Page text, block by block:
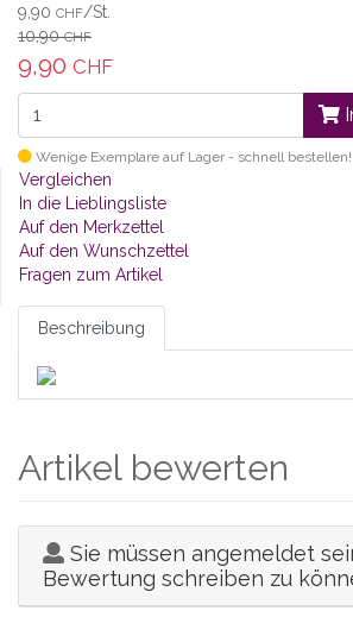
9,90 CHF/St.
10,90CHF
9,90 CHF
Wenige Exemplare auf Lager - schnell bestellen!
Vergleichen
In die Lieblingsliste
Auf den Merkzettel
Auf den Wunschzettel
Fragen zum Artikel
Beschreibung
Artikel bewerten
Sie müssen angemeldet
Bewertung schreiben zu